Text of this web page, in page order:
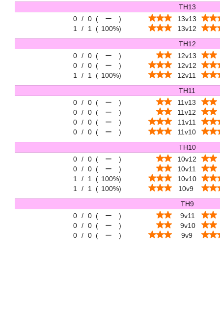
TH13
0 / 0 ( ー )
13v13
1
/ 1 ( 100%)
13v12
TH12
0 / 0 ( ー )
12v13
0 / 0 ( ー )
12v12
1
/ 1 ( 100%)
12v11
TH11
0 / 0 ( ー )
11v13
0 / 0 ( ー )
11v12
0 / 0 ( ー )
11v11
0 / 0 ( ー )
11v10
TH10
0 / 0 ( ー )
10v12
0 / 0 ( ー )
10v11
1
/ 1 ( 100%)
10v10
1
/ 1 ( 100%)
10v9
TH9
0 / 0 ( ー )
9v11
0 / 0 ( ー )
9v10
0 / 0 ( ー ) 9v9